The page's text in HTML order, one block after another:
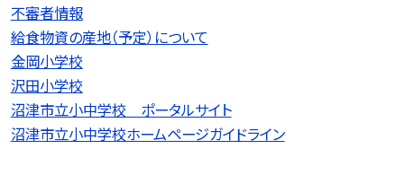
不審者情報
給食物資の産地（予定）について
金岡小学校
沢田小学校
沼津市立小中学校 ポータルサイト
沼津市立小中学校ホームページガイドライン